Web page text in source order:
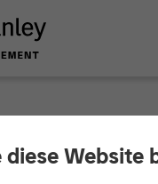
Website